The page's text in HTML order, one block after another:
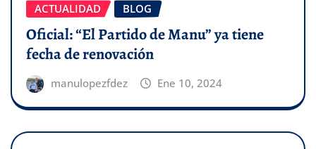
ACTUALIDAD BLOG
Oficial: “El Partido de Manu” ya tiene
fecha de renovación
manulopezfdez Ene 10, 2024